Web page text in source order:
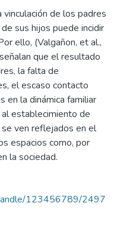
de los padres
sus hijos puede incidir
ello, (Valgañon, et al.,
que el resultado
la falta de
el escaso contacto
en la dinámica familiar
establecimiento de
ven reflejados en el
espacios como, por
la sociedad.
123456789/2497